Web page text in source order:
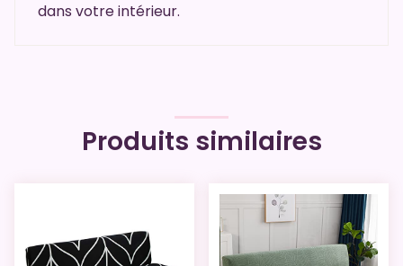
dans votre intérieur.
Produits similaires